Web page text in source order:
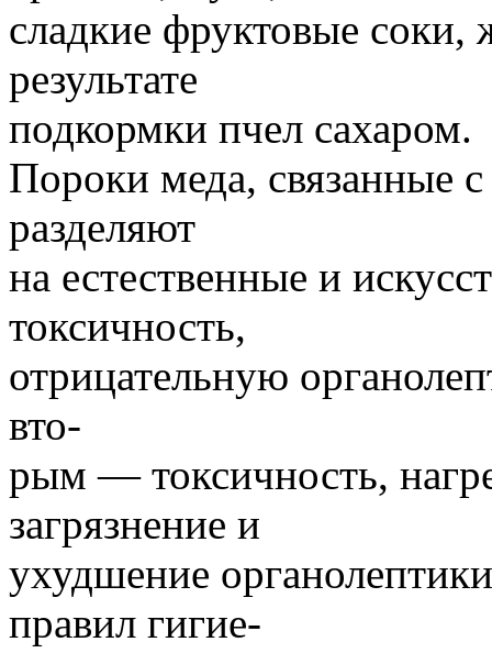
сладкие фруктовые соки,
результате
подкормки пчел сахаром.
Пороки меда, связанные
разделяют
на естественные и
токсичность,
отрицательную
вто-
рым — токсичность,
загрязнение и
ухудшение
правил гигие-